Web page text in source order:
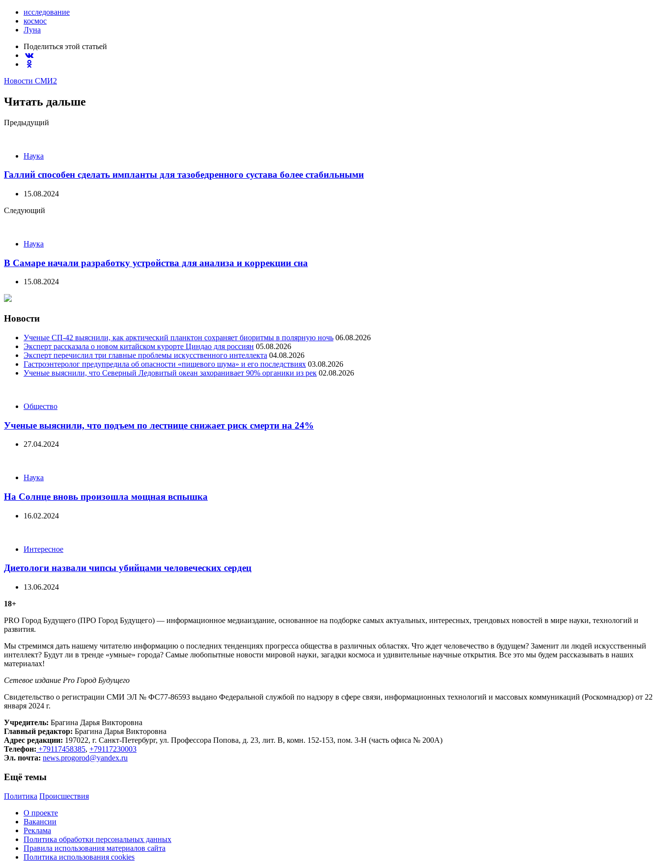
исследование
космос
Луна
Поделиться этой статьей
Новости СМИ2
Читать дальше
Post
Предыдущий
Наука
Галлий способен сделать импланты для тазобедренного сустава более стабильными
15.08.2024
Следующий
Наука
В Самаре начали разработку устройства для анализа и коррекции сна
15.08.2024
Новости
Ученые СП-42 выяснили, как арктический планктон сохраняет биоритмы в полярную ночь 06.08.2026
Эксперт рассказала о новом китайском курорте Циндао для россиян 05.08.2026
Эксперт перечислил три главные проблемы искусственного интеллекта 04.08.2026
Гастроэнтеролог предупредила об опасности «пищевого шума» и его последствиях 03.08.2026
Ученые выяснили, что Северный Ледовитый океан захоранивает 90% органики из рек 02.08.2026
CategoriesОбщество
Ученые выяснили, что подъем по лестнице снижает риск смерти на 24%
27.04.2024
Categories
Наука
На Солнце вновь произошла мощная вспышка
16.02.2024
CategoriesИнтересное
Диетологи назвали чипсы убийцами человеческих сердец
13.06.2024
18+
PRO Город Будущего (ПРО Город Будущего) — информационное медиаиздание, основанное на подборке самых актуальных, интересных, трендовых новостей в мире науки, технологий и
развития.
Мы стремимся дать нашему читателю информацию о последних тенденциях прогресса общества в различных областях. Что ждет человечество в будущем? Заменит ли людей искусственный
интеллект? Будут ли в тренде «умные» города? Самые любопытные новости мировой науки, загадки космоса и удивительные научные открытия. Все это мы будем рассказывать в наших
материалах!
Сетевое издание Рrо Город Будущего
Свидетельство о регистрации СМИ ЭЛ № ФС77-86593 выдано Федеральной службой по надзору в сфере связи, информационных технологий и массовых коммуникаций (Роскомнадзор) от 22
января 2024 г.
Учредитель: Брагина Дарья Викторовна
Главный редактор: Брагина Дарья Викторовна
Адрес редакции: 197022, г. Санкт-Петербург, ул. Профессора Попова, д. 23, лит. В, комн. 152-153, пом. 3-Н (часть офиса № 200А)
Телефон: +79117458385, +79117230003
Эл. почта: news.progorod@yandex.ru
Ещё темы
Политика Происшествия
О проекте
Вакансии
Реклама
Политика обработки персональных данных
Правила использования материалов сайта
Политика использования cookies